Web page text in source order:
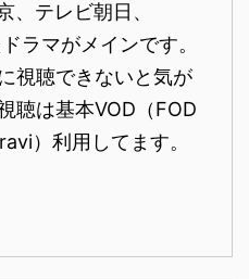
、テレビ朝日、
ラマがメインです。
視聴できないと気が
聴は基本VOD（FOD
）利用してます。